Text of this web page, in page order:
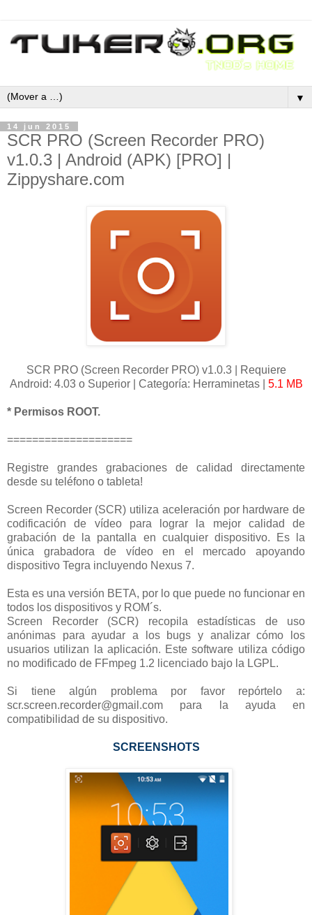
▼
14 jun 2015
SCR PRO (Screen Recorder PRO)
v1.0.3 | Android (APK) [PRO] |
Zippyshare.com
SCR PRO (Screen Recorder PRO) v1.0.3 | Requiere
Android: 4.03 o Superior | Categoría: Herraminetas | 5.1 MB
* Permisos ROOT.
====================
Registre grandes grabaciones de calidad directamente
desde su teléfono o tableta!
Screen Recorder (SCR) utiliza aceleración por hardware de
codificación de vídeo para lograr la mejor calidad de
grabación de la pantalla en cualquier dispositivo. Es la
única grabadora de vídeo en el mercado apoyando
dispositivo Tegra incluyendo Nexus 7.
Esta es una versión BETA, por lo que puede no funcionar en
todos los dispositivos y ROM´s.
Screen Recorder (SCR) recopila estadísticas de uso
anónimas para ayudar a los bugs y analizar cómo los
usuarios utilizan la aplicación. Este software utiliza código
no modificado de FFmpeg 1.2 licenciado bajo la LGPL.
Si tiene algún problema por favor repórtelo a:
scr.screen.recorder@gmail.com para la ayuda en
compatibilidad de su dispositivo.
SCREENSHOTS